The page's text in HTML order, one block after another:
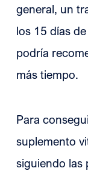
general, un
los 15 días
podría
más tiempo.
Para
suplemento
siguiendo las